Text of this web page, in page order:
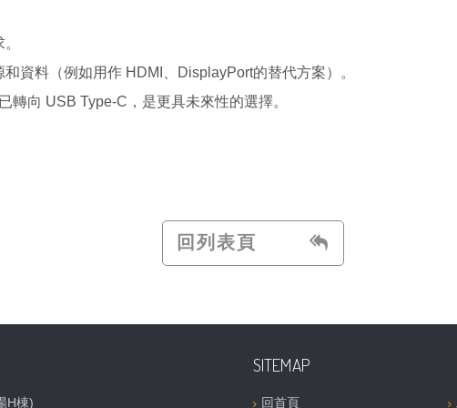
和資料（例如用作 HDMI DisplayPort的替代方案）。
轉向 USB Type-C ，是更具未來性的選擇。
回列表頁
H棟)
SITEMAP
回首頁